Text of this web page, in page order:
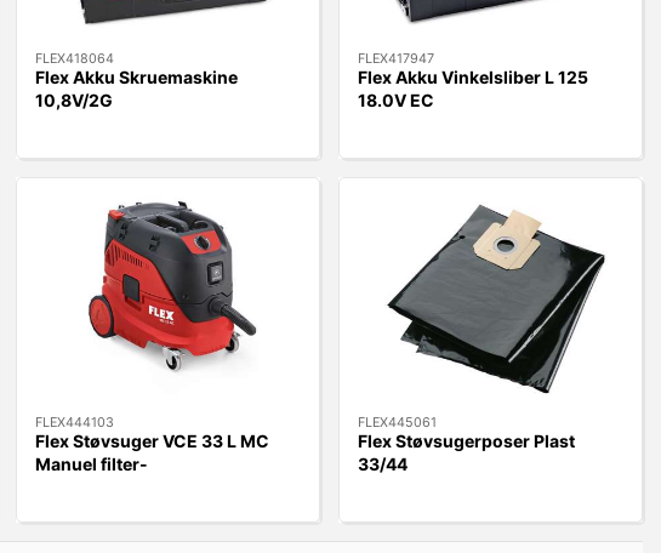
FLEX418064
Flex Akku Skruemaskine
10,8V/2G
FLEX417947
Flex Akku Vinkelsliber L 125
18.0V EC
FLEX444103
Flex Støvsuger VCE 33 L MC
Manuel filter-
FLEX445061
Flex Støvsugerposer Plast
33/44